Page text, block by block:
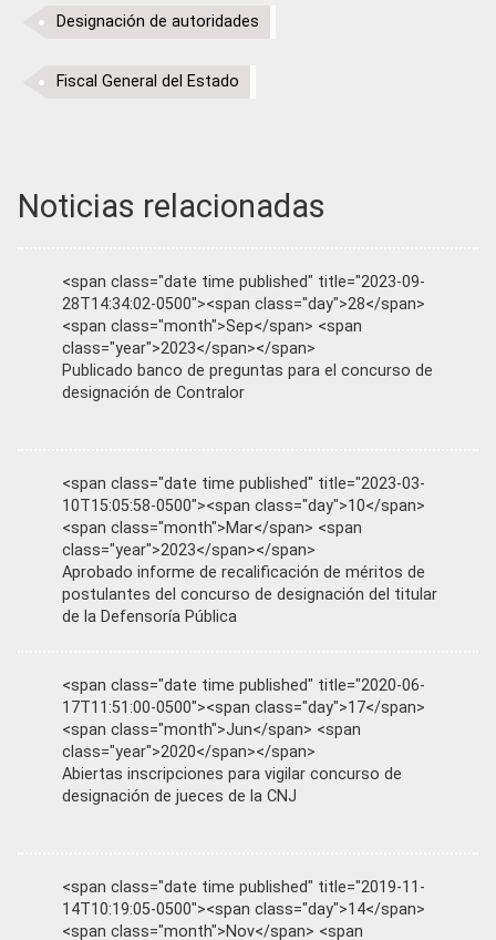
Designación de autoridades
Fiscal General del Estado
Noticias relacionadas
<span class="date time published" title="2023-09-
28T14:34:02-0500"><span class="day">28</span>
<span class="month">Sep</span> <span
class="year">2023</span></span>
Publicado banco de preguntas para el concurso de
designación de Contralor
<span class="date time published" title="2023-03-
10T15:05:58-0500"><span class="day">10</span>
<span class="month">Mar</span> <span
class="year">2023</span></span>
Aprobado informe de recalificación de méritos de
postulantes del concurso de designación del titular
de la Defensoría Pública
<span class="date time published" title="2020-06-
17T11:51:00-0500"><span class="day">17</span>
<span class="month">Jun</span> <span
class="year">2020</span></span>
Abiertas inscripciones para vigilar concurso de
designación de jueces de la CNJ
<span class="date time published" title="2019-11-
14T10:19:05-0500"><span class="day">14</span>
<span class="month">Nov</span> <span